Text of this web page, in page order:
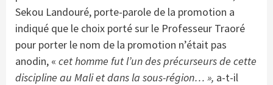
Sekou Landouré, porte-parole de la promotion a
indiqué que le choix porté sur le Professeur Traoré
pour porter le nom de la promotion n’était pas
anodin, « cet homme fut l’un des précurseurs de cette
discipline au Mali et dans la sous-région… », a-t-il